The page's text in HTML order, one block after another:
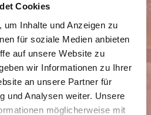
Cookies
Inhalte und Anzeigen zu
für soziale Medien anbieten
auf unsere Website zu
wir Informationen zu Ihrer
an unsere Partner für
und Analysen weiter. Unsere
möglicherweise mit
your living space
bit by bit by cars (and
“freedom”). The Free
an offer to rethink the
your doors and see
to the status quo.